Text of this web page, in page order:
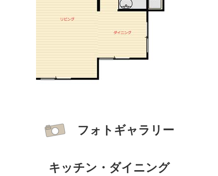
フォトギャラリー
キッチン・ダイニング